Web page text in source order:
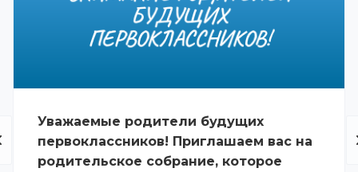
Уважаемые родители будущих
первоклассников! Приглашаем вас на
родительское собрание, которое